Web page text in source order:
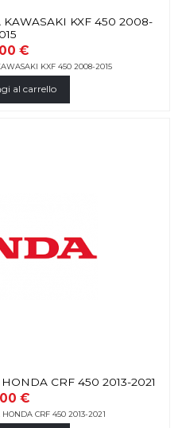
KAWASAKI KXF 450 2008-
€
KXF 450 2008-2015
al carrello
CRF 450 2013-2021
€
CRF 450 2013-2021